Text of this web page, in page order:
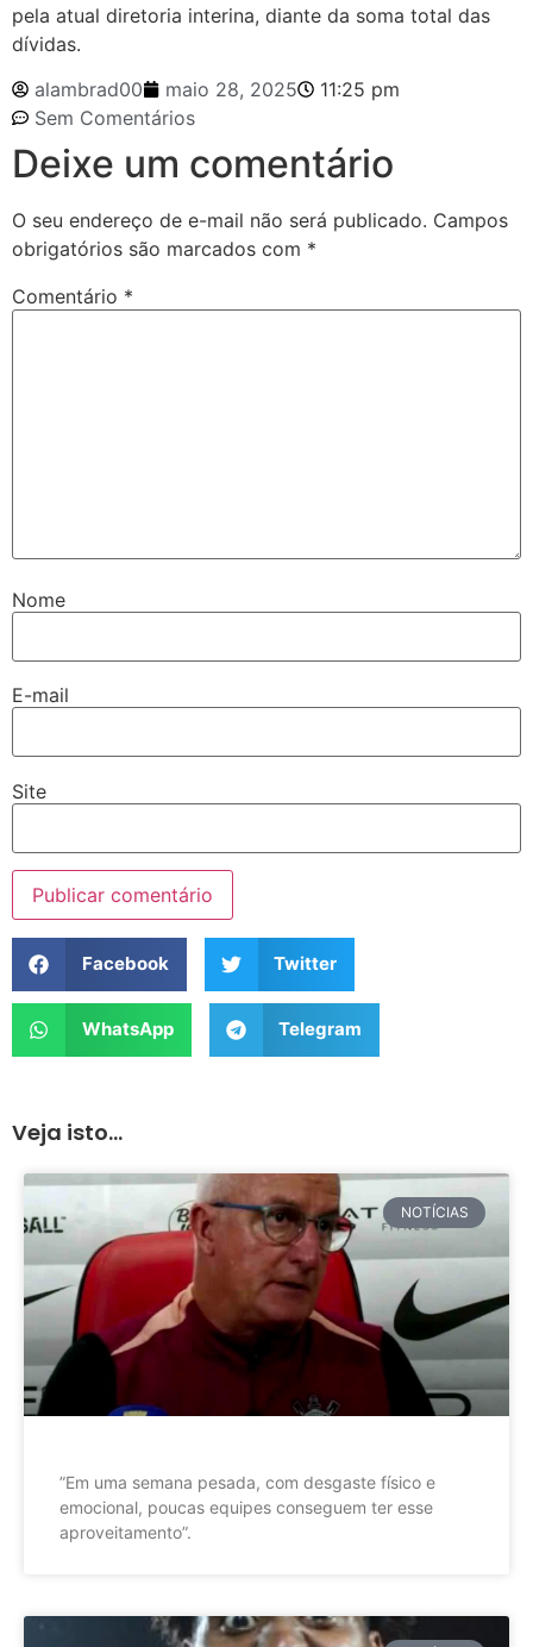
pela atual diretoria interina, diante da soma total das
dívidas.
alambrad00
maio 28, 2025
11:25 pm
Sem Comentários
Deixe um comentário
O seu endereço de e-mail não será publicado. Campos
obrigatórios são marcados com *
Comentário *
Nome
E-mail
Site
Facebook Twitter
WhatsApp Telegram
Veja isto...
NOTÍCIAS
”Em uma semana pesada, com desgaste físico e
emocional, poucas equipes conseguem ter esse
aproveitamento”.